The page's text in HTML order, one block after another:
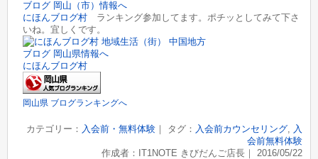
にほんブログ村 ランキング参加してます。ポチッとしてみて下さ
いね。宜しくです。
にほんブログ村
岡山県 ブログランキングへ
カテゴリー： 入会前・無料体験｜ タグ： 入会前カウンセリング,
入
会前無料体験
作成者：IT1NOTE きびだんご店長｜ 2016/05/22